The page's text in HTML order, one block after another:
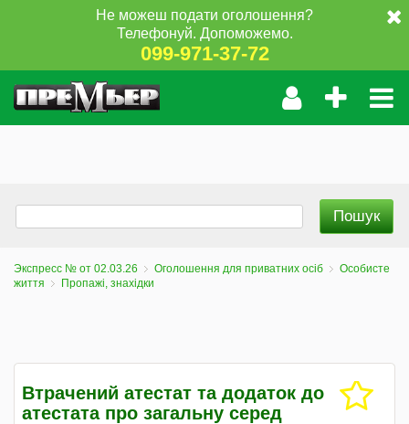
Не можеш подати оголошення?
Телефонуй. Допоможемо.
099-971-37-72
Экспресс № от 02.03.26 Оголошення для приватних осіб
Особисте
життя
Пропажі, знахідки
Втрачений атестат та додаток до
атестата про загальну серед